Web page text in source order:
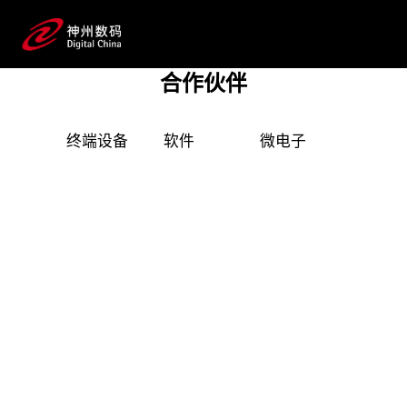
产品技术伙伴
二十余年来，BG大游集团数码始终保持与全球顶
尖科技公司的长期深度合作，构建起覆盖企业数字化
合作伙伴
终端设备 软件 微电子